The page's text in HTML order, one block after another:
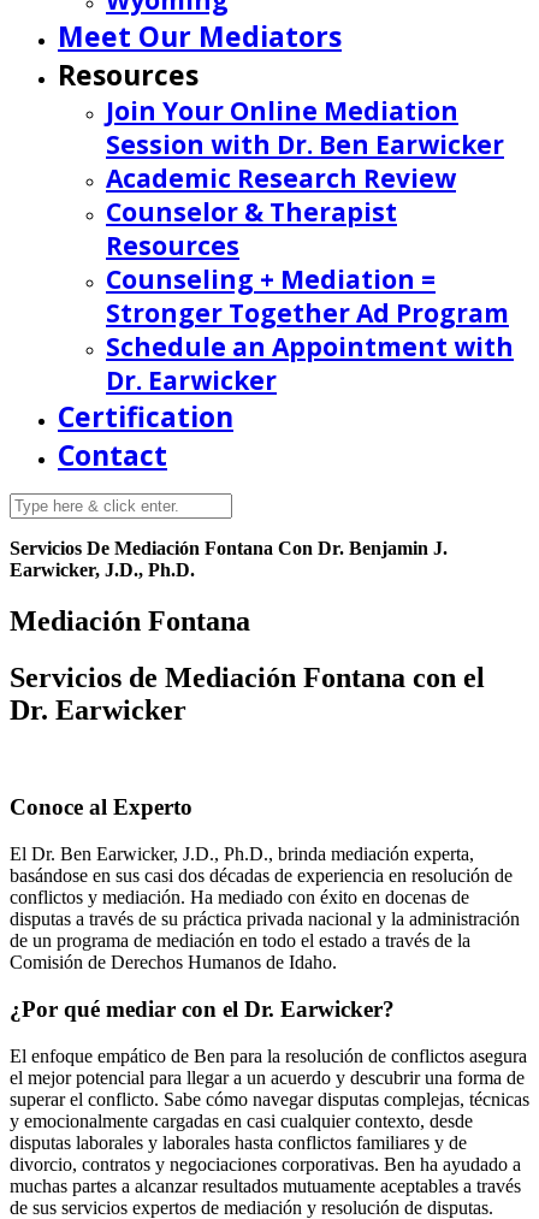
Meet Our Mediators
Resources
Join Your Online Mediation
Session with Dr. Ben Earwicker
Academic Research Review
Counselor & Therapist
Resources
Counseling + Mediation =
Stronger Together Ad Program
Schedule an Appointment with
Dr. Earwicker
Certification
Contact
Servicios De Mediación Fontana Con Dr. Benjamin J.
Earwicker, J.D., Ph.D.
Mediación Fontana
Servicios de Mediación Fontana con el
Dr. Earwicker
Conoce al Experto
El Dr. Ben Earwicker, J.D., Ph.D., brinda mediación experta,
basándose en sus casi dos décadas de experiencia en resolución de
conflictos y mediación. Ha mediado con éxito en docenas de
disputas a través de su práctica privada nacional y la administración
de un programa de mediación en todo el estado a través de la
Comisión de Derechos Humanos de Idaho.
¿Por qué mediar con el Dr. Earwicker?
El enfoque empático de Ben para la resolución de conflictos asegura
el mejor potencial para llegar a un acuerdo y descubrir una forma de
superar el conflicto. Sabe cómo navegar disputas complejas, técnicas
y emocionalmente cargadas en casi cualquier contexto, desde
disputas laborales y laborales hasta conflictos familiares y de
divorcio, contratos y negociaciones corporativas. Ben ha ayudado a
muchas partes a alcanzar resultados mutuamente aceptables a través
de sus servicios expertos de mediación y resolución de disputas.